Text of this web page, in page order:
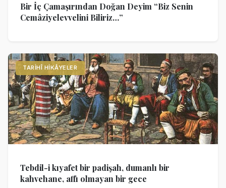
Bir İç Çamaşırından Doğan Deyim “Biz Senin
Cemâziyelevvelini Biliriz…”
TARIHÎ HIKÂYELER
Tebdil-i kıyafet bir padişah, dumanlı bir
kahvehane, affı olmayan bir gece